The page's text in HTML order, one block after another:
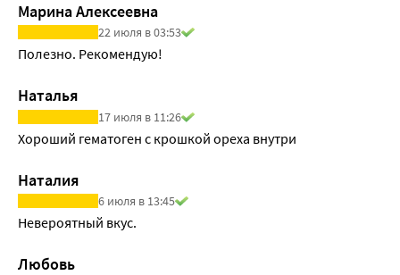
Марина Алексеевна
22 июля в 03:53
Полезно. Рекомендую!
Наталья
17 июля в 11:26
Хороший гематоген с крошкой ореха внутри
Наталия
6 июля в 13:45
Невероятный вкус.
Любовь